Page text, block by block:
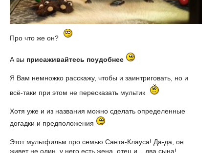
Про что же он?
А вы присаживайтесь поудобнее
Я Вам немножко расскажу, чтобы и заинтриговать, но и
всё-таки при этом не пересказать мультик
Хотя уже и из названия можно сделать определенные
догадки и предположения
Этот мультфильм про семью Санта-Клауса! Да-да, он
живет не один, у него есть жена, отец и... два сына!